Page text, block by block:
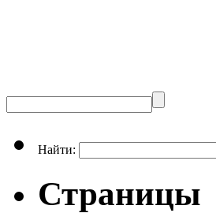
Найти:
Страницы